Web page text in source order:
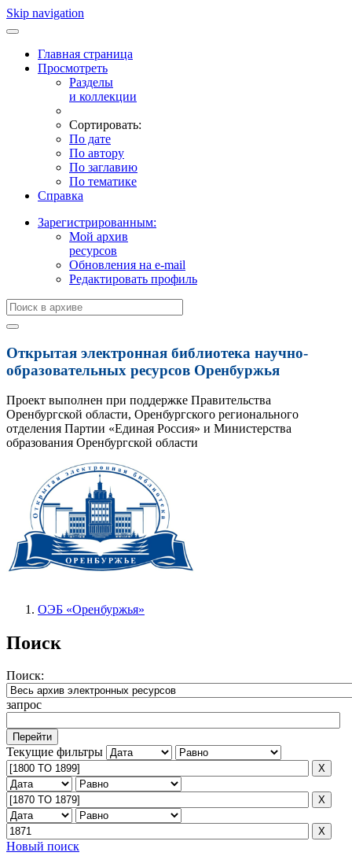
Skip navigation
Главная страница
Просмотреть
Разделы
и коллекции
Сортировать:
По дате
По автору
По заглавию
По тематике
Справка
Зарегистрированным:
Мой архив
ресурсов
Обновления на e-mail
Редактировать профиль
Открытая электронная библиотека научно-
образовательных ресурсов Оренбуржья
Проект выполнен при поддержке Правительства
Оренбургской области, Оренбургского регионального
отделения Партии «Единая Россия» и Министерства
образования Оренбургской области
ОЭБ «Оренбуржья»
Поиск
Поиск:
запрос
Текущие фильтры
Новый поиск